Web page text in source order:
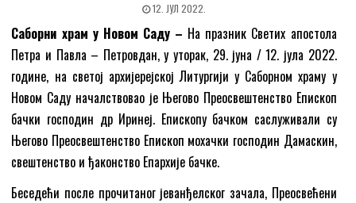
12. ЈУЛ 2022.
Саборни храм у Новом Саду – На празник Светих апостола
Петра и Павла – Петровдан, у уторак, 29. јуна / 12. јула 2022.
године, на светој архијерејској Литургији у Саборном храму у
Новом Саду началствовао је Његово Преосвештенство Епископ
бачки господин др Иринеј. Епископу бачком саслуживали су
Његово Преосвештенство Епископ мохачки господин Дамаскин,
свештенство и ђаконство Епархије бачке.
Беседећи после прочитаног јеванђелског зачала, Преосвећени